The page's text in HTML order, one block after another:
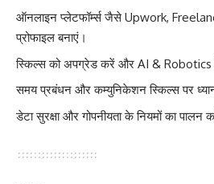
ऑनलाइन प्लेटफॉर्म्स जैसे Upwork,
प्रोफाइल बनाएं।
स्किल्स को अपग्रेड करें और AI & Robotics
समय प्रबंधन और कम्युनिकेशन स्किल्स पर
डेटा सुरक्षा और गोपनीयता के नियमों का पालन